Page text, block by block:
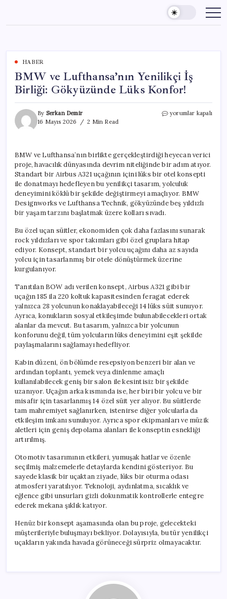
content
HABER
BMW ve Lufthansa’nın Yenilikçi İş
Birliği: Gökyüzünde Lüks Konfor!
By Serkan Demir
16 Mayıs 2026
2 Min Read
BMW
Birliği:
Gökyüzünde
Lüks
Konfor!
yorumlar kapalı
BMW ve Lufthansa’nın birlikte gerçekleştirdiği heyecan verici
proje, havacılık dünyasında devrim niteliğinde bir adım atıyor.
Standart bir Airbus A321 uçağının içini lüks bir otel konsepti
ile donatmayı hedefleyen bu yenilikçi tasarım, yolculuk
deneyimini köklü bir şekilde değiştirmeyi amaçlıyor. BMW
Designworks ve Lufthansa Technik, gökyüzünde beş yıldızlı
bir yaşam tarzını başlatmak üzere kolları sıvadı.
Bu özel uçan süitler, ekonomiden çok daha fazlasını sunarak
rock yıldızları ve spor takımları gibi özel gruplara hitap
ediyor. Konsept, standart bir yolcu uçağını daha az sayıda
yolcu için tasarlanmış bir otele dönüştürmek üzerine
kurgulanıyor.
Tanıtılan BOW adı verilen konsept, Airbus A321 gibi bir
uçağın 185 ila 220 koltuk kapasitesinden feragat ederek
yalnızca 28 yolcunun konaklayabileceği 14 lüks süit sunuyor.
Ayrıca, konukların sosyal etkileşimde bulunabilecekleri ortak
alanlar da mevcut. Bu tasarım, yalnızca bir yolcunun
konforunu değil, tüm yolcuların lüks deneyimini eşit şekilde
paylaşmalarını sağlamayı hedefliyor.
Kabin düzeni, ön bölümde resepsiyon benzeri bir alan ve
ardından toplantı, yemek veya dinlenme amaçlı
kullanılabilecek geniş bir salon ile kesintisiz bir şekilde
uzanıyor. Uçağın arka kısmında ise, her biri bir yolcu ve bir
misafir için tasarlanmış 14 özel süit yer alıyor. Bu süitlerde
tam mahremiyet sağlanırken, istenirse diğer yolcularla da
etkileşim imkanı sunuluyor. Ayrıca spor ekipmanları ve müzik
aletleri için geniş depolama alanları ile konseptin esnekliği
artırılmış.
Otomotiv tasarımının etkileri, yumuşak hatlar ve özenle
seçilmiş malzemelerle detaylarda kendini gösteriyor. Bu
sayede klasik bir uçaktan ziyade, lüks bir oturma odası
atmosferi yaratılıyor. Teknoloji, aydınlatma, sıcaklık ve
eğlence gibi unsurları gizli dokunmatik kontrollerle entegre
ederek mekana şıklık katıyor.
Henüz bir konsept aşamasında olan bu proje, gelecekteki
müşterileriyle buluşmayı bekliyor. Dolayısıyla, bu tür yenilikçi
uçakların yakında havada görüneceği sürpriz olmayacaktır.